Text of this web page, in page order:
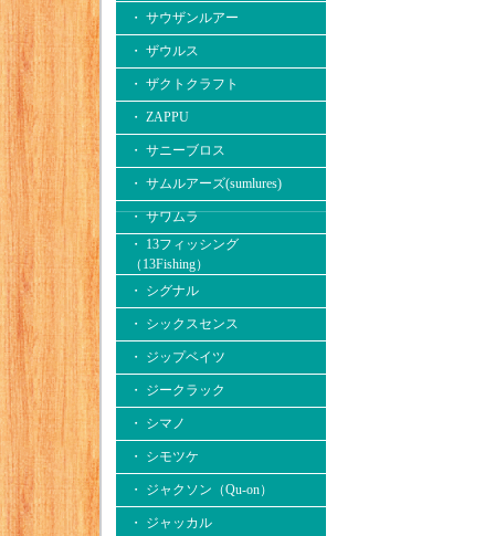
・ サウザンルアー
・ ザウルス
・ ザクトクラフト
・ ZAPPU
・ サニーブロス
・ サムルアーズ(sumlures)
・ サワムラ
・ 13フィッシング
（13Fishing）
・ シグナル
・ シックスセンス
・ ジップベイツ
・ ジークラック
・ シマノ
・ シモツケ
・ ジャクソン（Qu-on）
・ ジャッカル